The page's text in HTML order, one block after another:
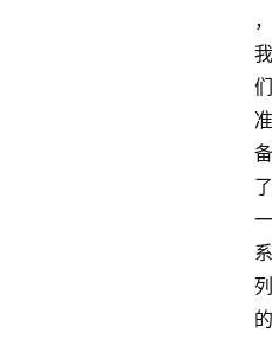
，
我
们
准
备
了
一
系
列
的